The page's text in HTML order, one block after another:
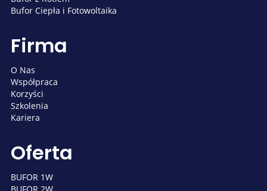
Bufor Ciepła i Fotowoltaika
Firma
O Nas
Współpraca
Korzyści
Szkolenia
Kariera
Oferta
BUFOR 1W